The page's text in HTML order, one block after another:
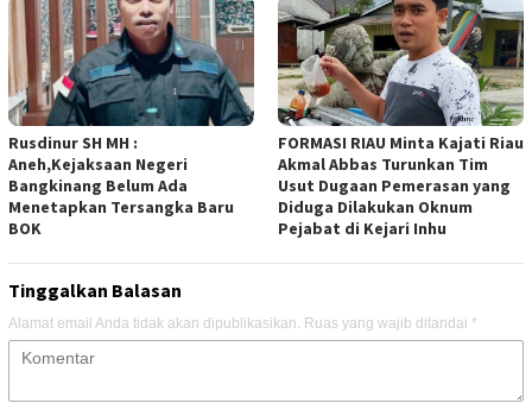
Rusdinur SH MH :
Aneh,Kejaksaan Negeri
Bangkinang Belum Ada
Menetapkan Tersangka Baru
BOK
FORMASI RIAU Minta Kajati Riau
Akmal Abbas Turunkan Tim
Usut Dugaan Pemerasan yang
Diduga Dilakukan Oknum
Pejabat di Kejari Inhu
Tinggalkan Balasan
Alamat email Anda tidak akan dipublikasikan. Ruas yang wajib ditandai *